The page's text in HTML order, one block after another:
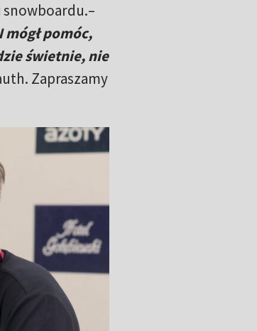
snowboardu.–
pomóc,
świetnie, nie
Zapraszamy